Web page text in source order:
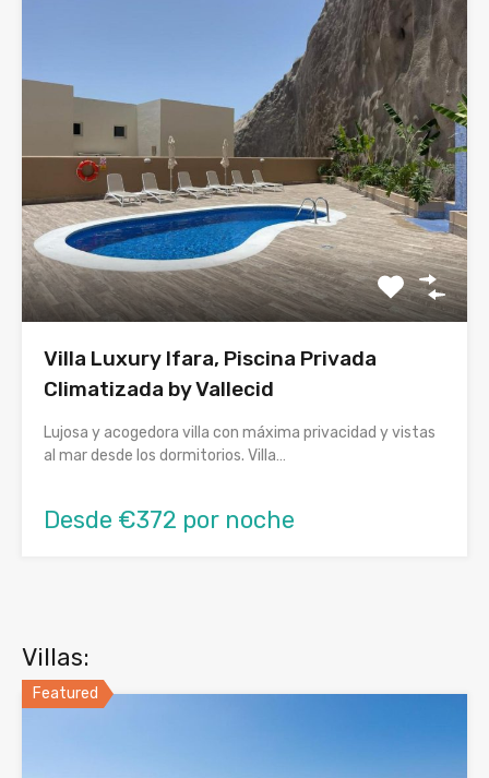
Villa Luxury Ifara, Piscina Privada
Climatizada by Vallecid
Lujosa y acogedora villa con máxima privacidad y vistas
al mar desde los dormitorios. Villa…
Desde €372 por noche
Villas:
Featured